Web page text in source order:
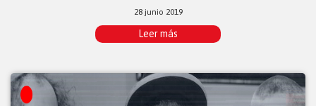
28 junio 2019
Leer más